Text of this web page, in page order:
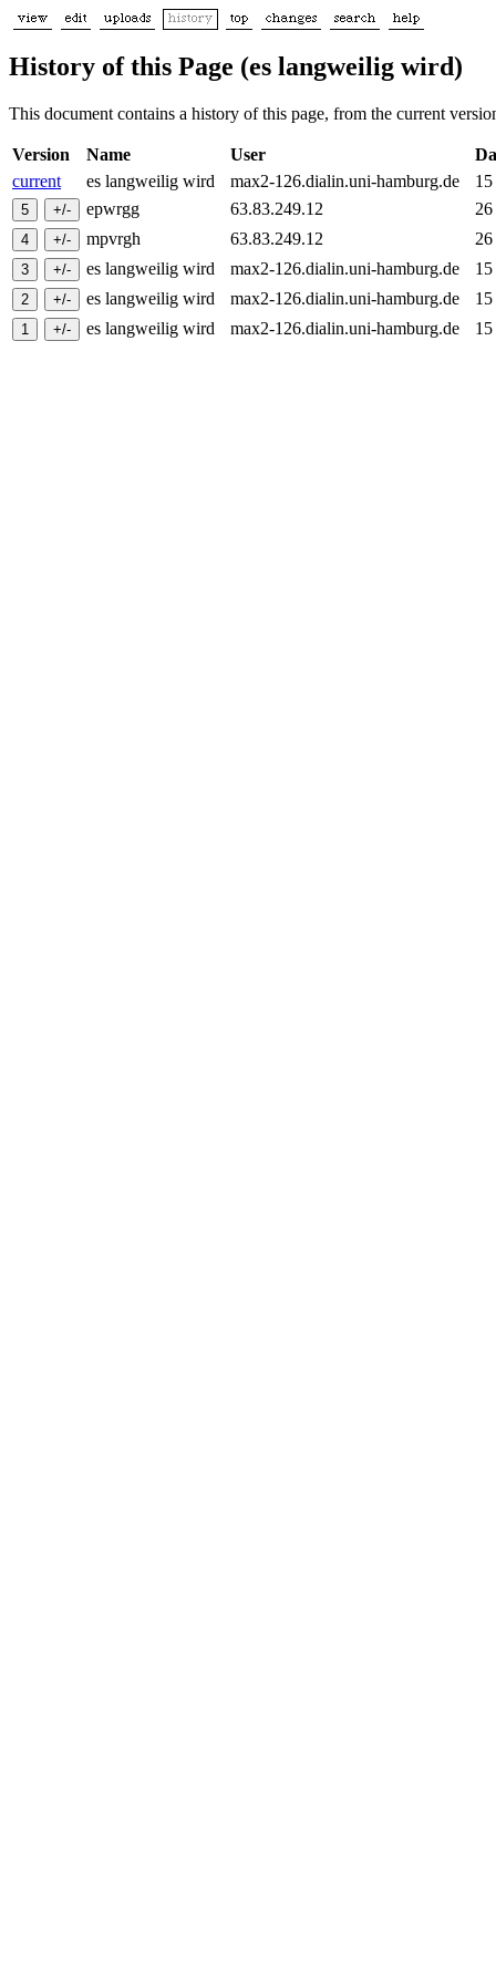
History of this Page (es langweilig wird)
This document contains a history of this page, from the current
Version Name User
current
es langweilig wird max2-126.dialin.uni-hamburg.de
epwrgg
63.83.249.12
mpvrgh
63.83.249.12
es langweilig wird
max2-126.dialin.uni-hamburg.de
es langweilig wird
max2-126.dialin.uni-hamburg.de
es langweilig wird
max2-126.dialin.uni-hamburg.de